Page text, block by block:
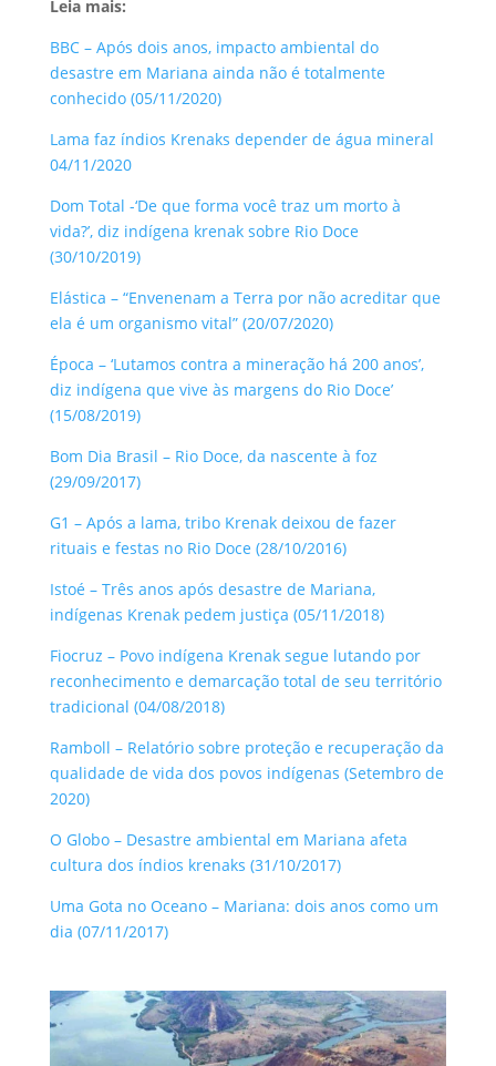
Leia mais:
BBC – Após dois anos, impacto ambiental do
desastre em Mariana ainda não é totalmente
conhecido (05/11/2020)
Lama faz índios Krenaks depender de água mineral
04/11/2020
Dom Total -‘De que forma você traz um morto à
vida?’, diz indígena krenak sobre Rio Doce
(30/10/2019)
Elástica – “Envenenam a Terra por não acreditar que
ela é um organismo vital” (20/07/2020)
Época – ‘Lutamos contra a mineração há 200 anos’,
diz indígena que vive às margens do Rio Doce’
(15/08/2019)
Bom Dia Brasil – Rio Doce, da nascente à foz
(29/09/2017)
G1 – Após a lama, tribo Krenak deixou de fazer
rituais e festas no Rio Doce (28/10/2016)
Istoé – Três anos após desastre de Mariana,
indígenas Krenak pedem justiça (05/11/2018)
Fiocruz – Povo indígena Krenak segue lutando por
reconhecimento e demarcação total de seu território
tradicional (04/08/2018)
Ramboll – Relatório sobre proteção e recuperação da
qualidade de vida dos povos indígenas (Setembro de
2020)
O Globo – Desastre ambiental em Mariana afeta
cultura dos índios krenaks (31/10/2017)
Uma Gota no Oceano – Mariana: dois anos como um
dia (07/11/2017)